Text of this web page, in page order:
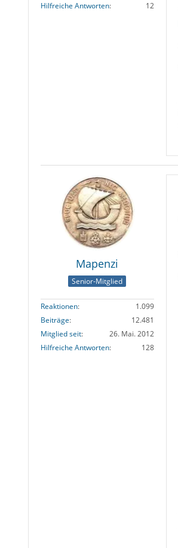
Hilfreiche Antworten
12
Mapenzi
Senior-Mitglied
Reaktionen
1.099
Beiträge
12.481
Mitglied seit
26. Mai. 2012
Hilfreiche Antworten
128